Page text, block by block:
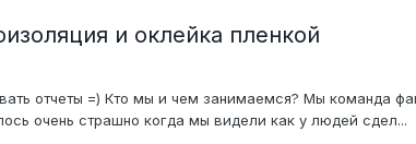
и оклейка пленкой
отчеты =) Кто мы и чем занимаемся? Мы команда
очень страшно когда мы видели как у людей сдел...